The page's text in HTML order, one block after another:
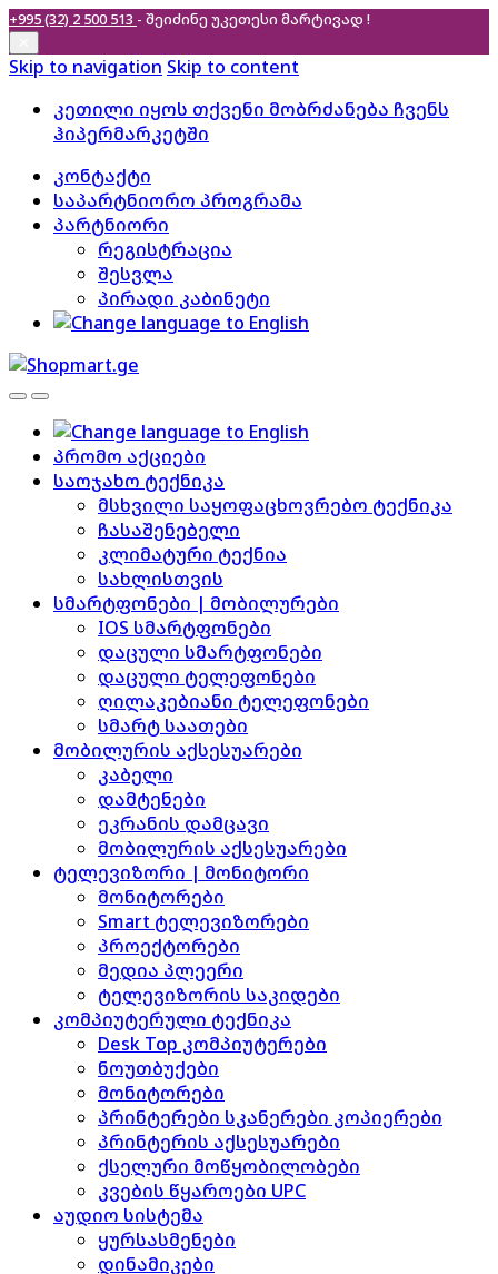
+995 (32) 2 500 513 - შეიძინე უკეთესი მარტივად !
Skip to navigation Skip to content
კეთილი იყოს თქვენი მობრძანება ჩვენს
ჰიპერმარკეტში
კონტაქტი
საპარტნიორო პროგრამა
პარტნიორი
რეგისტრაცია
შესვლა
პირადი კაბინეტი
პრომო აქციები
საოჯახო ტექნიკა
მსხვილი საყოფაცხოვრებო ტექნიკა
ჩასაშენებელი
კლიმატური ტექნია
სახლისთვის
სმარტფონები | მობილურები
IOS სმარტფონები
დაცული სმარტფონები
დაცული ტელეფონები
ღილაკებიანი ტელეფონები
სმარტ საათები
მობილურის აქსესუარები
კაბელი
დამტენები
ეკრანის დამცავი
მობილურის აქსესუარები
ტელევიზორი | მონიტორი
მონიტორები
Smart ტელევიზორები
პროექტორები
მედია პლეერი
ტელევიზორის საკიდები
კომპიუტერული ტექნიკა
Desk Top კომპიუტერები
ნოუთბუქები
მონიტორები
პრინტერები სკანერები კოპიერები
პრინტერის აქსესუარები
ქსელური მოწყობილობები
კვების წყაროები UPC
აუდიო სისტემა
ყურსასმენები
დინამიკები